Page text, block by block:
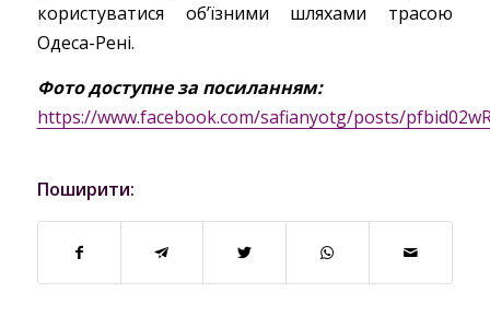
користуватися об’їзними шляхами трасою
Одеса-Рені.
Фото доступне за посиланням:
https://www.facebook.com/safianyotg/posts/
Поширити: